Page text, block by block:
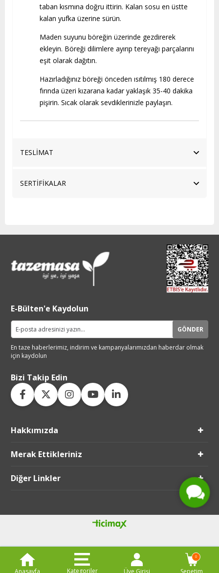
taban kısmına doğru ittirin. Kalan sosu en üstte
kalan yufka üzerine sürün.
Maden suyunu böreğin üzerinde gezdirerek
ekleyin. Böreği dilimlere ayırıp tereyağı parçalarını
eşit olarak dağıtın.
Hazırladığınız böreği önceden ısıtılmış 180 derece
fırında üzeri kızarana kadar yaklaşık 35-40 dakika
pişirin. Sıcak olarak sevdiklerinizle paylaşın.
TESLİMAT
SERTİFİKALAR
E-Bülten'e Kaydolun
GÖNDER
En taze haberlerimiz, indirim ve kampanyalarımızdan haberdar olmak
için kaydolun
Bizi Takip Edin
Hakkımızda
Merak Ettikleriniz
Diğer Linkler
Anasayfa Kategoriler Üye Girişi
0